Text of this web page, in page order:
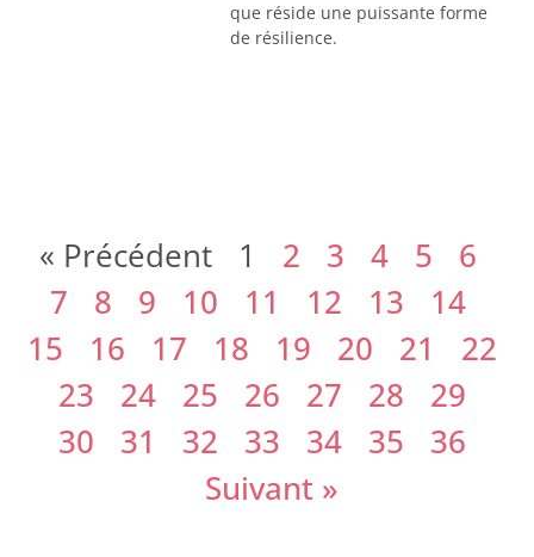
que réside une puissante forme
de résilience.
« Précédent 1 2 3 4 5
6
7
8 9 10 11 12 13
14
15
16 17 18 19 20 21
22
23
24 25 26 27 28
29
30
31 32 33 34 35
36
Suivant »